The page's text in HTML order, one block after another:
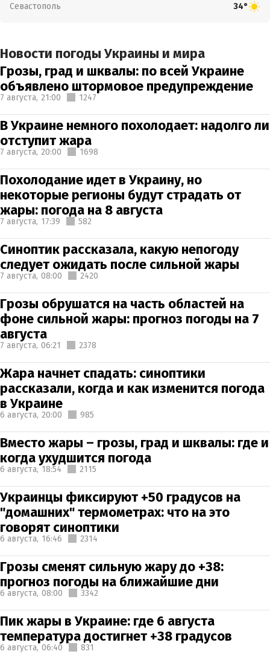
Севастополь 34°
Новости погоды Украины и мира
Грозы, град и шквалы: по всей Украине
объявлено штормовое предупреждение
7 августа, 21:00 1247
В Украине немного похолодает: надолго ли
отступит жара
7 августа, 20:00 1698
Похолодание идет в Украину, но
некоторые регионы будут страдать от
жары: погода на 8 августа
7 августа, 17:39 582
Синоптик рассказала, какую непогоду
следует ожидать после сильной жары
7 августа, 08:00 2420
Грозы обрушатся на часть областей на
фоне сильной жары: прогноз погоды на 7
августа
7 августа, 06:21 2378
Жара начнет спадать: синоптики
рассказали, когда и как изменится погода
в Украине
6 августа, 20:00 985
Вместо жары – грозы, град и шквалы: где и
когда ухудшится погода
6 августа, 18:54 2115
Украинцы фиксируют +50 градусов на
"домашних" термометрах: что на это
говорят синоптики
6 августа, 16:46 2314
Грозы сменят сильную жару до +38:
прогноз погоды на ближайшие дни
6 августа, 08:00 3342
Пик жары в Украине: где 6 августа
температура достигнет +38 градусов
6 августа, 06:40 831